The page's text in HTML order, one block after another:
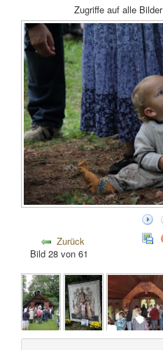
Zugriffe auf alle
Zurück
Bild 28 von 61